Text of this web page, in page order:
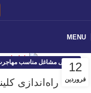
MENU
12
فروردین
معرفی مشاغل مناسب
راه‌اندازی